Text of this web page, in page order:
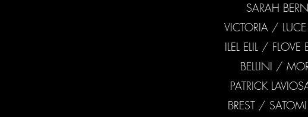
SARAH
VICTORIA /
ILEL ELIL /
BELLINI /
PATRICK
BREST /